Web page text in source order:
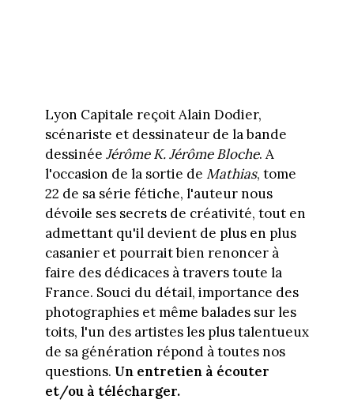
Lyon Capitale reçoit Alain Dodier,
scénariste et dessinateur de la bande
dessinée Jérôme K. Jérôme Bloche. A
l'occasion de la sortie de Mathias, tome
22 de sa série fétiche, l'auteur nous
dévoile ses secrets de créativité, tout en
admettant qu'il devient de plus en plus
casanier et pourrait bien renoncer à
faire des dédicaces à travers toute la
France. Souci du détail, importance des
photographies et même balades sur les
toits, l'un des artistes les plus talentueux
de sa génération répond à toutes nos
questions. Un entretien à écouter
et/ou à télécharger.